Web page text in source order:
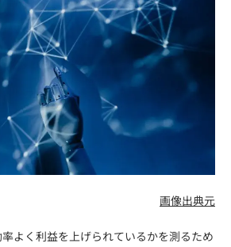
画像出典元
よく利益を上げられているかを測るため